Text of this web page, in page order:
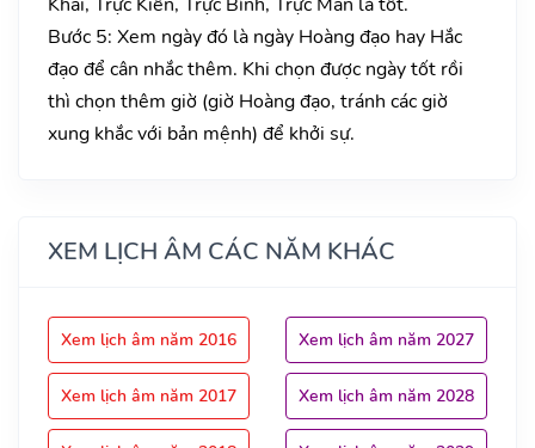
Bước 5: Xem ngày đó là ngày Hoàng đạo hay Hắc
đạo để cân nhắc thêm. Khi chọn được ngày tốt rồi
thì chọn thêm giờ (giờ Hoàng đạo, tránh các giờ
xung khắc với bản mệnh) để khởi sự.
XEM LỊCH ÂM CÁC NĂM KHÁC
Xem lịch âm năm 2016
Xem lịch âm năm 2017
Xem lịch âm năm 2027
Xem lịch âm năm 2028